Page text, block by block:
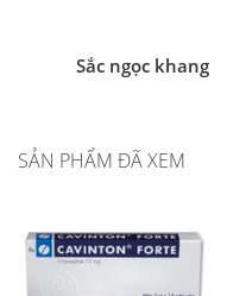
Sắc ngọc khang
SẢN PHẨM ĐÃ XEM